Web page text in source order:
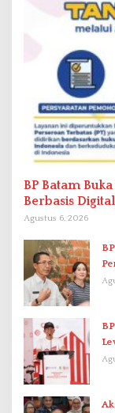
BP Batam
Berbasis
Agustus 6, 2026